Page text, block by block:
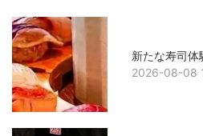
新たな寿司体
2026-08-08